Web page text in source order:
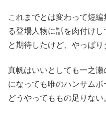
これまでとは変わって短
る登場人物に話を肉付け
と期待したけど、やっぱり
真帆はいいとしても一之
になっても唯のハンサム
どうやってももの足りない